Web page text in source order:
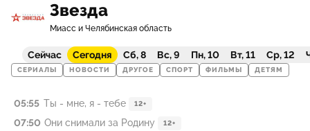
Звезда
Миасс и Челябинская область
Сейчас Сегодня Сб, 8 Вс, 9 Пн, 10 Вт, 11 Ср, 12
СЕРИАЛЫ НОВОСТИ ДРУГОЕ СПОРТ ФИЛЬМЫ ДЕТЯМ
05:55 Ты - мне, я - тебе 12+
07:50 Они снимали за Родину 12+